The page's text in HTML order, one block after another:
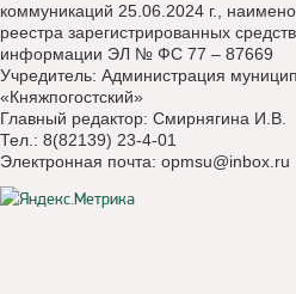
коммуникаций 25.06.2024 г.,
реестра зарегистрированных
информации ЭЛ № ФС 77 – 87669
Учредитель: Администрация
«Княжпогостский»
Главный редактор: Смирнягина И.В.
Тел.: 8(82139) 23-4-01
Электронная почта: opmsu@inbox.ru